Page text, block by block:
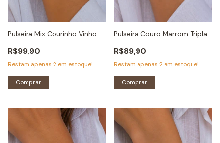
Pulseira Mix Courinho Vinho
R$99,90
Restam apenas 2 em estoque!
Comprar
Pulseira Couro Marrom Tripla
R$89,90
Restam apenas 2 em estoque!
Comprar